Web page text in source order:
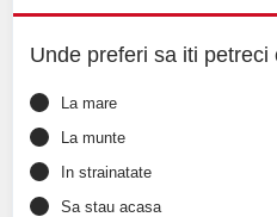
Unde preferi sa iti petreci
La mare
La munte
In strainatate
Sa stau acasa